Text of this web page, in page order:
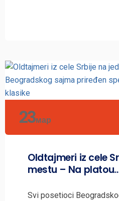
23мар
Oldtajmeri iz cele
mestu – Na
Svi posetioci